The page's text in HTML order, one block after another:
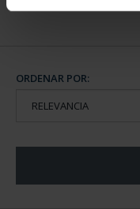
ORDENAR POR: